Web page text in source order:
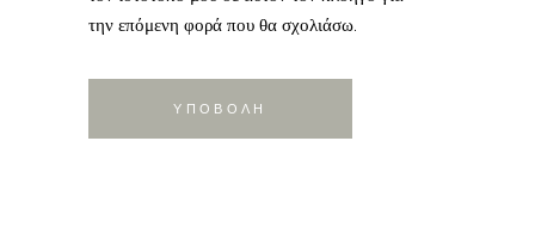
την επόμενη φορά που θα σχολιάσω.